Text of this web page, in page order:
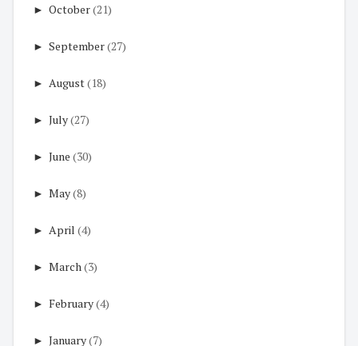
► October(21)
► September(27)
► August(18)
► July(27)
► June (30)
► May(8)
► April (4)
► March (3)
► February(4)
► January(7)